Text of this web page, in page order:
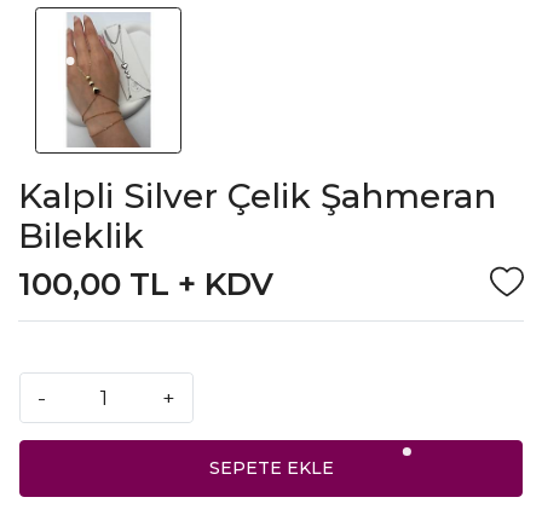
Kalpli Silver Çelik Şahmeran
Bileklik
100,00 TL + KDV
- +
SEPETE EKLE